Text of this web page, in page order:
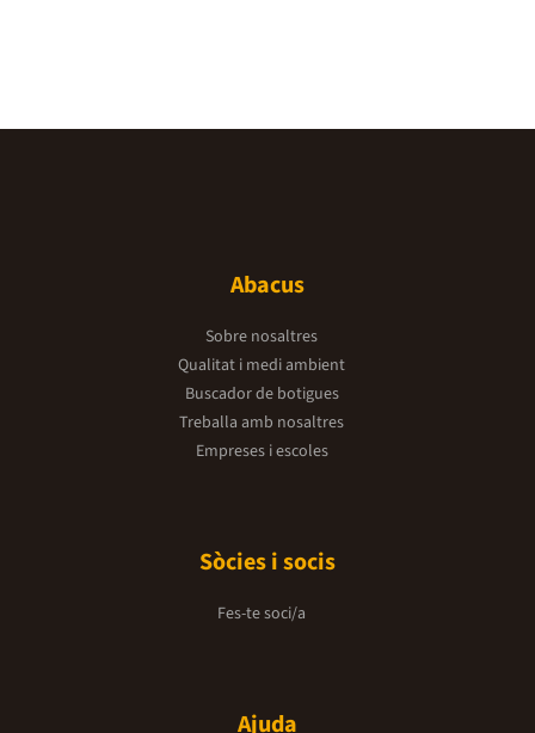
Abacus
Sobre nosaltres
Qualitat i medi ambient
Buscador de botigues
Treballa amb nosaltres
Empreses i escoles
Sòcies i socis
Fes-te soci/a
Ajuda